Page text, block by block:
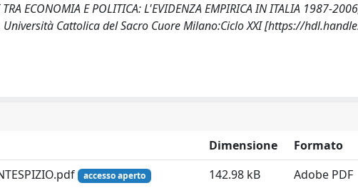
ECONOMIA E POLITICA: L'EVIDENZA EMPIRICA IN ITALIA 1987-
Università Cattolica del Sacro Cuore Milano:Ciclo XXI [https://
Dimensione
Formato
accesso aperto 142.98 kB Adobe PDF